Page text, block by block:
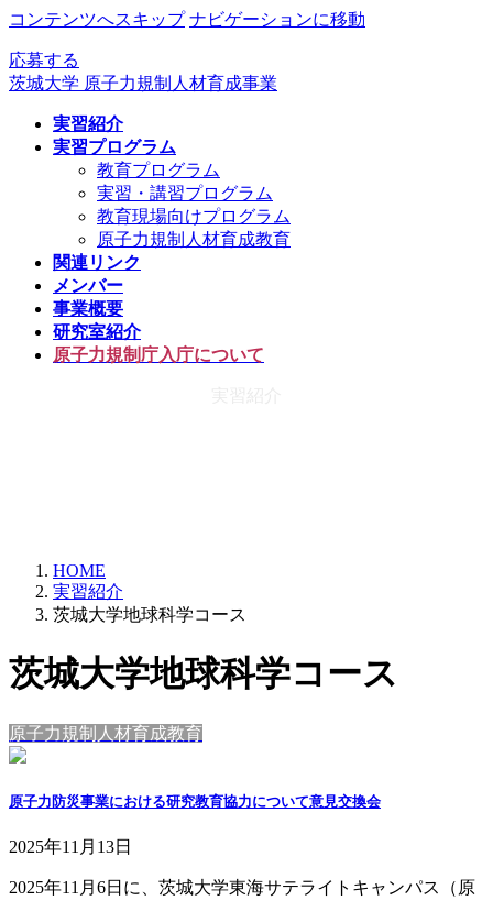
コンテンツへスキップ ナビゲーションに移動
応募する
茨城大学 原子力規制人材育成事業
実習紹介
実習プログラム
教育プログラム
実習・講習プログラム
教育現場向けプログラム
原子力規制人材育成教育
関連リンク
メンバー
事業概要
研究室紹介
原子力規制庁入庁について
HOME
実習紹介
茨城大学地球科学コース
茨城大学地球科学コース
原子力規制人材育成教育
原子力防災事業における研究教育協力について意見交換会
2025年11月13日
2025年11月6日に、茨城大学東海サテライトキャンパス（原